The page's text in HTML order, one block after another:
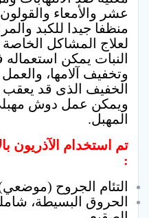
عشر والأمعاء
منظفا جيدا للكبد
لعلاج المشاكل
النبات يمكن
وتخفيف آلامها،
الخفيف الذى قد يعقب
ويمكن عمل دوش
المهبل.
تم استخدام الآذريون
:
التئام الجروح
الحروق البسيطة،